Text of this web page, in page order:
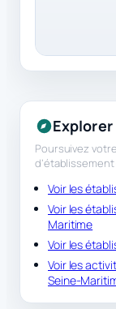
Poursuivez
Voir les
Voir les
Maritime
Voir les
Voir les
Seine-